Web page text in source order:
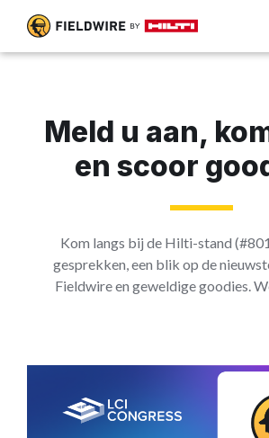
Meld u aan,
en scoor
Kom langs bij de Hilti-stand
gesprekken, een blik op de
Fieldwire en geweldige goodies.